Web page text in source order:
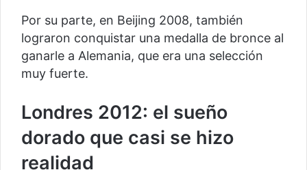
Por su parte, en Beijing 2008, también
lograron conquistar una medalla de bronce al
ganarle a Alemania, que era una selección
muy fuerte.
Londres 2012: el sueño
dorado que casi se hizo
realidad